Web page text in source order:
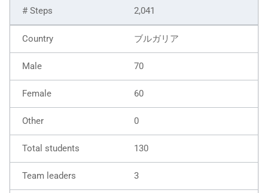
2,041
ブルガリア
70
60
0
130
3